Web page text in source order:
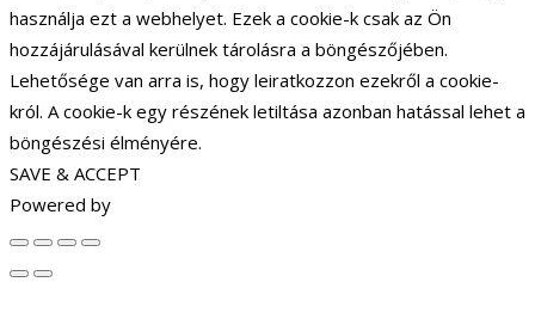
használja ezt a webhelyet. Ezek a cookie-k csak az Ön
hozzájárulásával kerülnek tárolásra a böngészőjében.
Lehetősége van arra is, hogy leiratkozzon ezekről a cookie-
król. A cookie-k egy részének letiltása azonban hatással lehet a
böngészési élményére.
SAVE & ACCEPT
Powered by